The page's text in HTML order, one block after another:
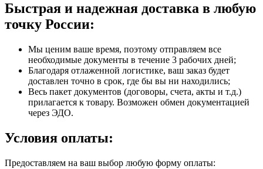
Быстрая и надежная доставка в любую
точку России:
Мы ценим ваше время, поэтому отправляем все
необходимые документы в течение 3 рабочих дней;
Благодаря отлаженной логистике, ваш заказ будет
доставлен точно в срок, где бы вы ни находились;
Весь пакет документов (договоры, счета, акты и т.д.)
прилагается к товару. Возможен обмен документацией
через ЭДО.
Условия оплаты:
Предоставляем на ваш выбор любую форму оплаты: